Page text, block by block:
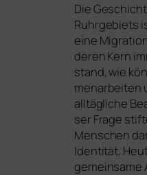
Die
Ruhrgebiets
eine
deren Kern
stand, wie
men­ar­bei­ten
all­täg­li­che
ser Frage
Menschen
Identität.
gemein­sa­me